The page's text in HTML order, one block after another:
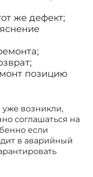
же дефект;
позицию
уже возникли,
соглашаться на
если
в аварийный